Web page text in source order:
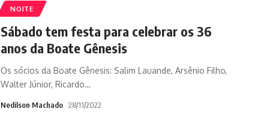
NOITE
Sábado tem festa para celebrar os 36
anos da Boate Gênesis
Os sócios da Boate Gênesis: Salim Lauande, Arsênio Filho,
Walter Júnior, Ricardo…
Nedilson Machado 28/11/2022